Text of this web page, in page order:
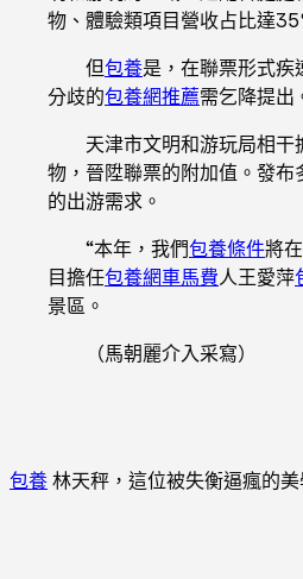
物、體驗類項目營收占比達
但包養是，在聯票形式疾
分歧的包養網推薦需乞降提出
天津市文明和游玩局相
物，晉陞聯票的附加值。發
的出游需求。
“本年，我們包養條件將
目擔任包養網車馬費人王愛萍
景區。
（馬朝麗介入采寫）
包養 林天秤，這位被失衡逼瘋的